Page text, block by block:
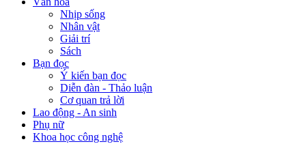
Nhịp sống
Nhân vật
Giải trí
Sách
Bạn đọc
Ý kiến bạn đọc
Diễn đàn - Thảo luận
Cơ quan trả lời
Lao động - An sinh
Phụ nữ
Khoa học công nghệ